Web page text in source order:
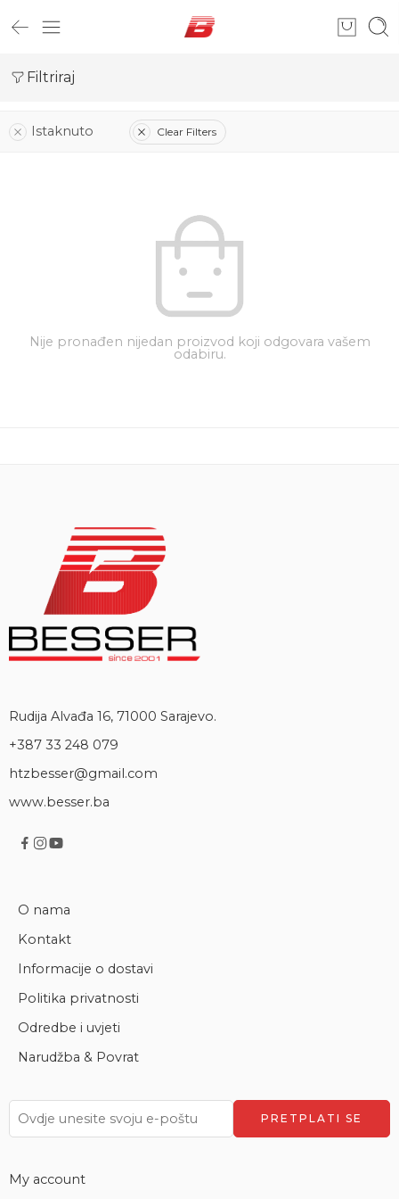
Filtriraj
Istaknuto Clear Filters
Nije pronađen nijedan proizvod koji odgovara vašem
odabiru.
Rudija Alvađa 16, 71000 Sarajevo.
+387 33 248 079
htzbesser@gmail.com
www.besser.ba
O nama
Kontakt
Informacije o dostavi
Politika privatnosti
Odredbe i uvjeti
Narudžba & Povrat
My account